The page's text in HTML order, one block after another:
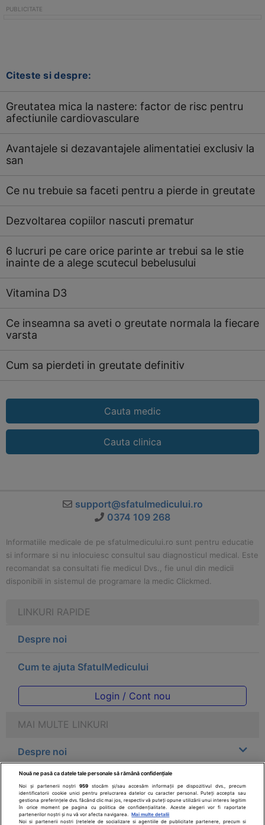
Citeste si despre:
Greutatea mica la nastere: factor de risc pentru
afectiunile cardiovasculare
Avantajele si dezavantajele alimentatiei exclusiv la
san
Ce nu trebuie sa faceti pentru a pierde in greutate
Dezvoltarea copiilor nascuti prematur
6 lucruri pe care orice parinte ar trebui sa le stie
inainte de a alege scutecul bebelusului
Vitamina D3
Ce inseamna sa aveti o greutate normala la fiecare
varsta
Cum sa pierdeti in greutate definitiv
Cauta medic
Cauta clinica
support@sfatulmedicului.ro
0374 109 268
Informatiile medicale de pe sfatulmedicului.ro sunt pentru educatie
si informare si nu inlocuiesc consultul sau diagnosticul medical. Este
recomandat sa consultati fie medicul Dvs., fie unul din medicii
disponibili in sistemul de programare la medic Clickmed.
LINKURI RAPIDE
Despre noi
Cum te ajuta SfatulMedicului
Login / Cont nou
MAI MULTE LINKURI
Despre noi
Legal
Drepturile consumatorului
Nouă ne pasă ca datele tale personale să rămână confidențiale
Noi și partenerii noștri959 stocăm și/sau accesăm informații pe dispozitivul dvs., precum
identificatorii cookie unici pentru prelucrarea datelor cu caracter personal. Puteți accepta sau
gestiona preferințele dvs. făcând clic mai jos, respectiv vă puteți opune utilizării unui interes legitim
în orice moment pe pagina cu politica de confidențialitate. Aceste alegeri vor fi raportate
partenerilor noștri și nu vă vor afecta navigarea.
Mai multe detalii
Noi si partenerii nostri (retelele de socializare si agentiile de publicitate partenere, precum si